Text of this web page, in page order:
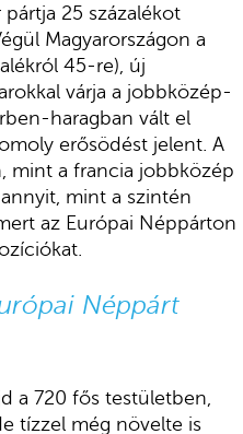
25 százalékot
Magyarországon a
45-re), új
várja a jobbközép-
haragban vált el
erősödést jelent. A
mint a francia jobbközép
mint a szintén
az Európai Néppárton
Néppárt
a 720 fős testületben,
tízzel még növelte is